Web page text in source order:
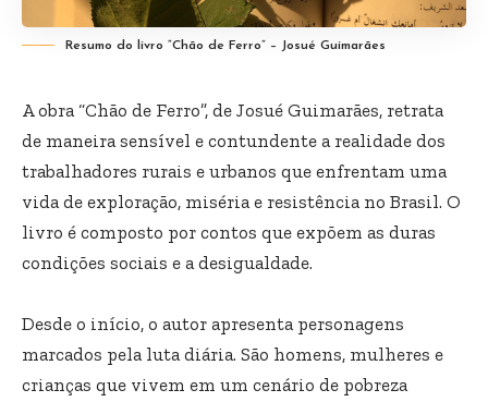
Resumo do livro “Chão de Ferro” – Josué Guimarães
A obra “Chão de Ferro”, de Josué Guimarães, retrata
de maneira sensível e contundente a realidade dos
trabalhadores rurais e urbanos que enfrentam uma
vida de exploração, miséria e resistência no Brasil. O
livro é composto por contos que expõem as duras
condições sociais e a desigualdade.
Desde o início, o autor apresenta personagens
marcados pela luta diária. São homens, mulheres e
crianças que vivem em um cenário de pobreza